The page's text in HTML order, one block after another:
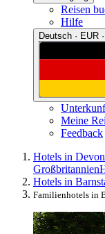
Reisen
Hilfe
Deutsch · EUR
Meine
Feedback
Hotels in Devon
Großbritannien
Hotels in
Familienhotels in